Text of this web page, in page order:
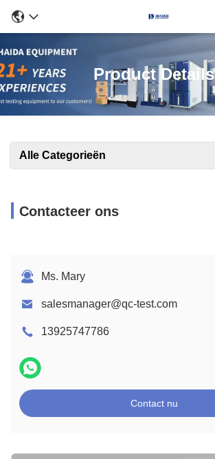
Product Details
Alle Categorieën
Contacteer ons
Ms. Mary
salesmanager@qc-test.com
13925747786
Contact nu